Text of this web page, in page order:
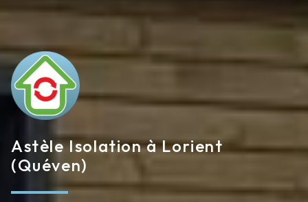
Astèle Isolation à Lorient
(Quéven)